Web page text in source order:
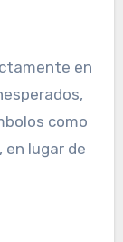
en
como
en lugar de